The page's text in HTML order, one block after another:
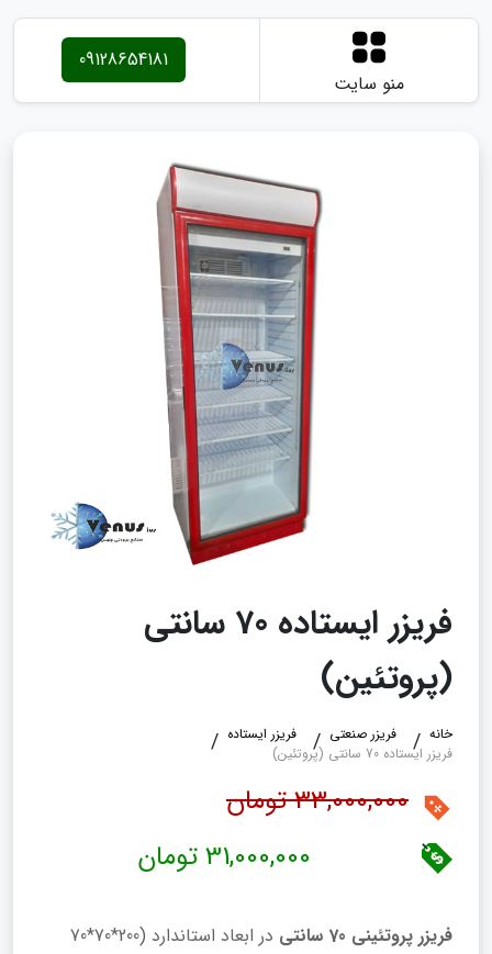
منو سایت
09128654181
فریزر ایستاده 70 سانتی
(پروتئین)
خانه فریزر صنعتی
فریزر ایستاده
فریزر ایستاده 70 سانتی (پروتئین)
33,000,000 تومان
31,000,000 تومان
فریزر پروتئینی 70 سانتی
در ابعاد استاندارد (200*70*70